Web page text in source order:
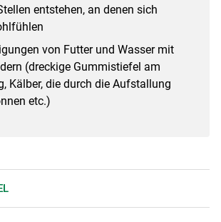
entstehen, an denen sich
von Futter und Wasser mit
(dreckige Gummistiefel am
Kälber, die durch die Aufstallung
etc.)